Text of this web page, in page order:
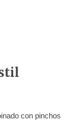
con pinchos